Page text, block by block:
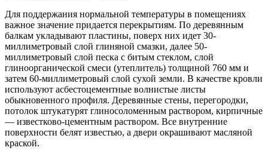
Для поддержания нормальной температуры в помещениях
важное значение придается перекрытиям. По деревянным
балкам укладывают пластины, поверх них идет 30-
миллиметровый слой глиняной смазки, далее 50-
миллиметровый слой песка с битым стеклом, слой
глиноорганической смеси (утеплитель) толщиной 760 мм и
затем 60-миллиметровый слой сухой земли. В качестве кровли
используют асбестоцементные волнистые листы
обыкновенного профиля. Деревянные стены, перегородки,
потолок штукатурят глиносоломенным раствором, кирпичные
— известково-цементным раствором. Все внутренние
поверхности белят известью, а двери окрашивают масляной
краской.